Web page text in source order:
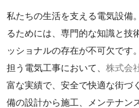
私たちの生活を支える電気設備
るためには、専門的な知識と技
ッショナルの存在が不可欠です
担う電気工事において、株式会
富な実績で、安全で快適な街づ
備の設計から施工、メンテナン